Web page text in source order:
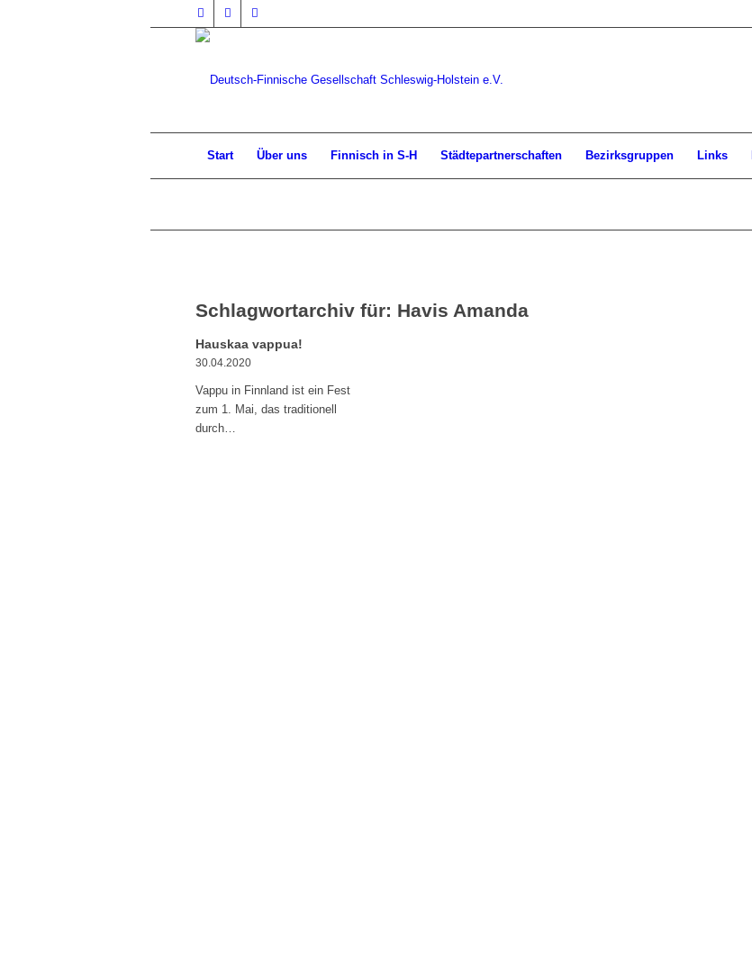
Start Über uns Finnisch in S-H Städtepartnerschaften Bezirksgruppen Links
Schlagwortarchiv für: Havis Amanda
Hauskaa vappua!
30.04.2020
Vappu in Finnland ist ein Fest
zum 1. Mai, das traditionell
durch…